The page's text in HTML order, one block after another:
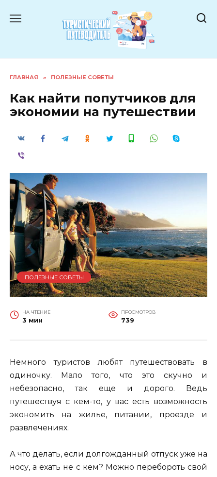
ГЛАВНАЯ » ПОЛЕЗНЫЕ СОВЕТЫ
Как найти попутчиков для
экономии на путешествии
ПОЛЕЗНЫЕ СОВЕТЫ
НА ЧТЕНИЕ
3 мин
ПРОСМОТРОВ
739
Немного туристов любят путешествовать в
одиночку. Мало того, что это скучно и
небезопасно, так еще и дорого. Ведь
путешествуя с кем-то, у вас есть возможность
экономить на жилье, питании, проезде и
развлечениях.
А что делать, если долгожданный отпуск уже на
носу, а ехать не с кем? Можно перебороть свой